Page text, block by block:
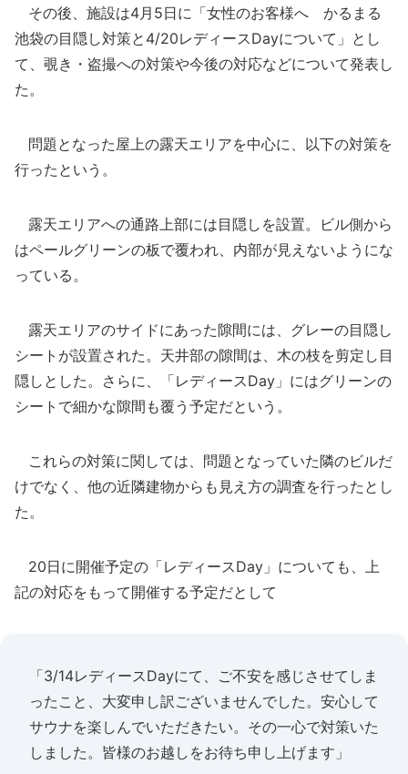
その後、施設は4月5日に「女性のお客様へ かるまる
池袋の目隠し対策と4/20レディースDayについて」とし
て、覗き・盗撮への対策や今後の対応などについて発表し
た。
問題となった屋上の露天エリアを中心に、以下の対策を
行ったという。
露天エリアへの通路上部には目隠しを設置。ビル側から
はペールグリーンの板で覆われ、内部が見えないようにな
っている。
露天エリアのサイドにあった隙間には、グレーの目隠し
シートが設置された。天井部の隙間は、木の枝を剪定し目
隠しとした。さらに、「レディースDay」にはグリーンの
シートで細かな隙間も覆う予定だという。
これらの対策に関しては、問題となっていた隣のビルだ
けでなく、他の近隣建物からも見え方の調査を行ったとし
た。
20日に開催予定の「レディースDay」についても、上
記の対応をもって開催する予定だとして
「3/14レディースDayにて、ご不安を感じさせてしま
ったこと、大変申し訳ございませんでした。安心して
サウナを楽しんでいただきたい。その一心で対策いた
しました。皆様のお越しをお待ち申し上げます」